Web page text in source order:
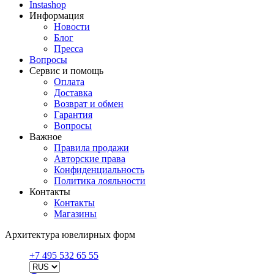
Instashop
Информация
Новости
Блог
Пресса
Вопросы
Сервис и помощь
Оплата
Доставка
Возврат и обмен
Гарантия
Вопросы
Важное
Правила продажи
Авторские права
Конфиденциальность
Политика лояльности
Контакты
Контакты
Магазины
Архитектура ювелирных форм
+7 495 532 65 55